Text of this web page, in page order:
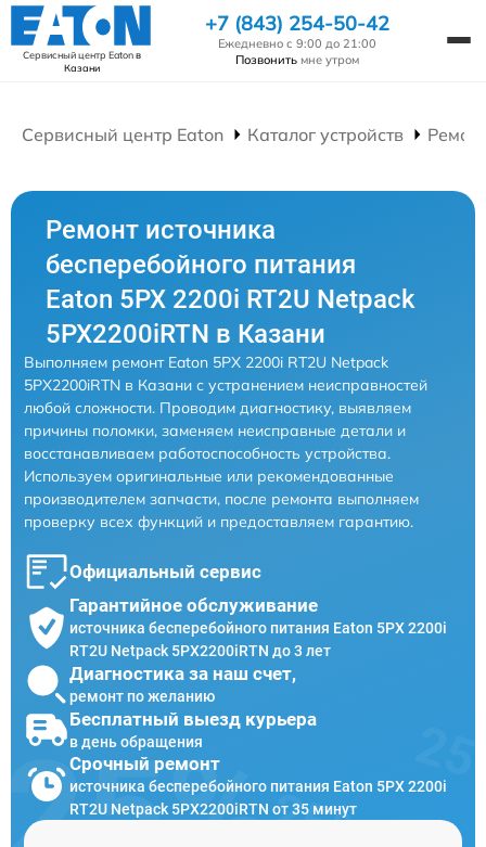
Сервисный центр Eatonв
Казани
+7 (843) 254-50-42
Ежедневно с 9:00 до 21:00
Позвонить мне утром
Сервисный центр Eaton Каталог устройств
Ремонт источника
бесперебойного питания
Eaton 5PX 2200i RT2U Netpack
5PX2200iRTN в Казани
Выполняем ремонт Eaton 5PX 2200i RT2U Netpack
5PX2200iRTN в Казани с устранением неисправностей
любой сложности. Проводим диагностику, выявляем
причины поломки, заменяем неисправные детали и
восстанавливаем работоспособность устройства.
Используем оригинальные или рекомендованные
производителем запчасти, после ремонта выполняем
проверку всех функций и предоставляем гарантию.
Официальный сервис
Гарантийное обслуживание
источника бесперебойного питания Eaton 5PX 2200i
RT2U Netpack 5PX2200iRTN до 3 лет
Диагностика за наш счет,
ремонт по желанию
Бесплатный выезд курьера
в день обращения
Срочный ремонт
источника бесперебойного питания Eaton 5PX 2200i
RT2U Netpack 5PX2200iRTN от 35 минут